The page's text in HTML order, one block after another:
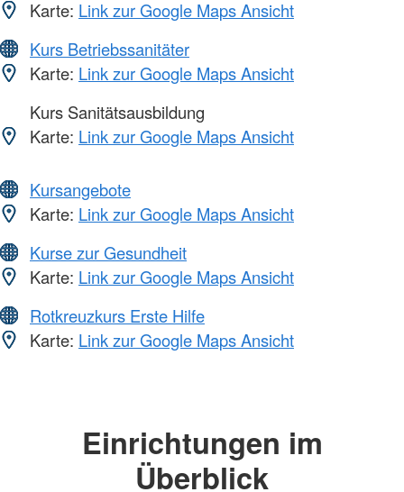
Karte: Link zur Google Maps Ansicht
Kurs Betriebssanitäter
Karte: Link zur Google Maps Ansicht
Kurs Sanitätsausbildung
Karte: Link zur Google Maps Ansicht
Kursangebote
Karte: Link zur Google Maps Ansicht
Kurse zur Gesundheit
Karte: Link zur Google Maps Ansicht
Rotkreuzkurs Erste Hilfe
Karte: Link zur Google Maps Ansicht
Einrichtungen im
Überblick